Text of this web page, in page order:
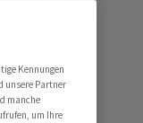
Kennungen
unsere Partner
manche
um Ihre